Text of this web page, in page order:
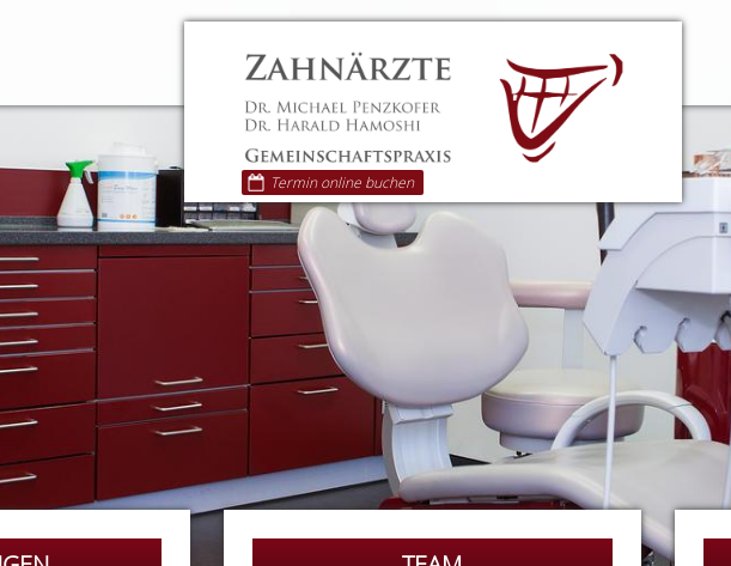
Termin online buchen